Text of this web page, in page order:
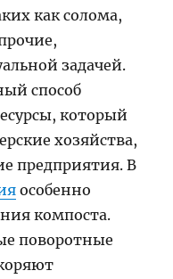
как солома,
задачей.
способ
который
хозяйства,
предприятия. В
особенно
компоста.
поворотные